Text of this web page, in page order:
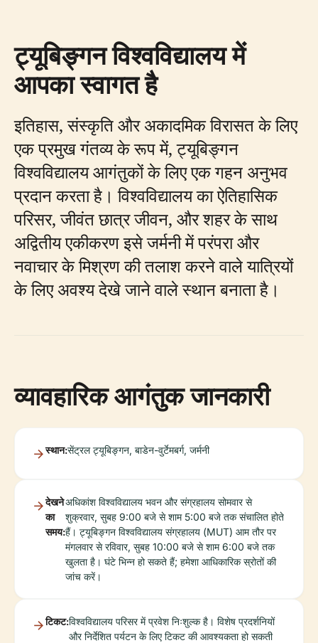
ट्यूबिङ्गन विश्वविद्यालय में
आपका स्वागत है
इतिहास, संस्कृति और अकादमिक विरासत के लिए
एक प्रमुख गंतव्य के रूप में, ट्यूबिङ्गन
विश्वविद्यालय आगंतुकों के लिए एक गहन अनुभव
प्रदान करता है। विश्वविद्यालय का ऐतिहासिक
परिसर, जीवंत छात्र जीवन, और शहर के साथ
अद्वितीय एकीकरण इसे जर्मनी में परंपरा और
नवाचार के मिश्रण की तलाश करने वाले यात्रियों
के लिए अवश्य देखे जाने वाले स्थान बनाता है।
व्यावहारिक आगंतुक जानकारी
स्थान:सेंट्रल ट्यूबिङ्गन, बाडेन-वुर्टेमबर्ग, जर्मनी
देखने
का
समय:
अधिकांश विश्वविद्यालय भवन और संग्रहालय सोमवार से
शुक्रवार, सुबह 9:00 बजे से शाम 5:00 बजे तक संचालित होते
हैं। ट्यूबिङ्गन विश्वविद्यालय संग्रहालय (MUT) आम तौर पर
मंगलवार से रविवार, सुबह 10:00 बजे से शाम 6:00 बजे तक
खुलता है। घंटे भिन्न हो सकते हैं; हमेशा आधिकारिक स्रोतों की
जांच करें।
टिकट:विश्वविद्यालय परिसर में प्रवेश निःशुल्क है। विशेष प्रदर्शनियों
और निर्देशित पर्यटन के लिए टिकट की आवश्यकता हो सकती